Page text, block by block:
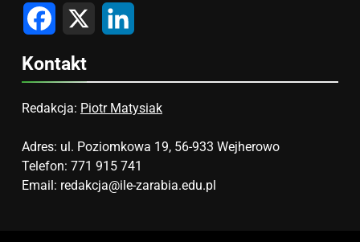
Facebook
X
Kontakt
Redakcja: Piotr Matysiak
Adres: ul. Poziomkowa 19, 56-933 Wejherowo
Telefon: 771 915 741
Email: redakcja@ile-zarabia.edu.pl